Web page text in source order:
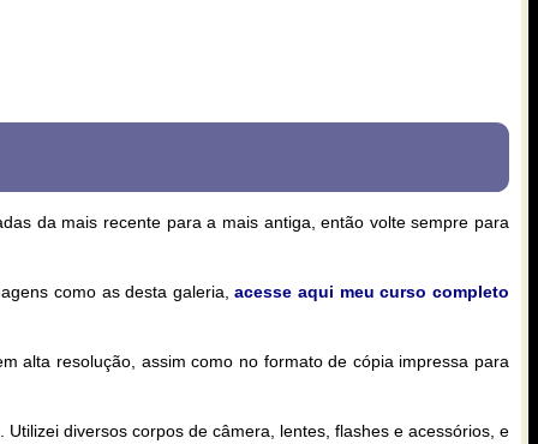
da mais recente para a mais antiga, então volte sempre para
como as desta galeria,acesse aqui meu curso completo
alta resolução, assim como no formato de cópia impressa para
diversos corpos de câmera, lentes, flashes e acessórios, e